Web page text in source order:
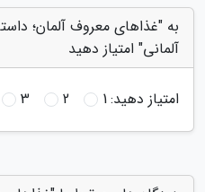
به "غذاهای معروف آلمان؛
آلمانی" امتیاز دهید
امتیاز دهید:1
2
3